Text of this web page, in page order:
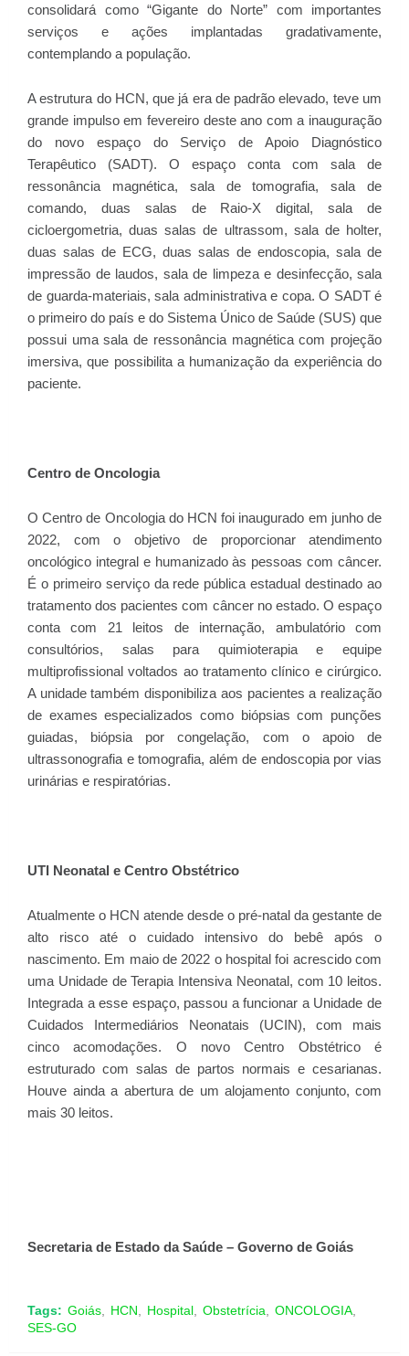
consolidará como “Gigante do Norte” com importantes
serviços e ações implantadas gradativamente,
contemplando a população.
A estrutura do HCN, que já era de padrão elevado, teve um
grande impulso em fevereiro deste ano com a inauguração
do novo espaço do Serviço de Apoio Diagnóstico
Terapêutico (SADT). O espaço conta com sala de
ressonância magnética, sala de tomografia, sala de
comando, duas salas de Raio-X digital, sala de
cicloergometria, duas salas de ultrassom, sala de holter,
duas salas de ECG, duas salas de endoscopia, sala de
impressão de laudos, sala de limpeza e desinfecção, sala
de guarda-materiais, sala administrativa e copa. O SADT é
o primeiro do país e do Sistema Único de Saúde (SUS) que
possui uma sala de ressonância magnética com projeção
imersiva, que possibilita a humanização da experiência do
paciente.
Centro de Oncologia
O Centro de Oncologia do HCN foi inaugurado em junho de
2022, com o objetivo de proporcionar atendimento
oncológico integral e humanizado às pessoas com câncer.
É o primeiro serviço da rede pública estadual destinado ao
tratamento dos pacientes com câncer no estado. O espaço
conta com 21 leitos de internação, ambulatório com
consultórios, salas para quimioterapia e equipe
multiprofissional voltados ao tratamento clínico e cirúrgico.
A unidade também disponibiliza aos pacientes a realização
de exames especializados como biópsias com punções
guiadas, biópsia por congelação, com o apoio de
ultrassonografia e tomografia, além de endoscopia por vias
urinárias e respiratórias.
UTI Neonatal e Centro Obstétrico
Atualmente o HCN atende desde o pré-natal da gestante de
alto risco até o cuidado intensivo do bebê após o
nascimento. Em maio de 2022 o hospital foi acrescido com
uma Unidade de Terapia Intensiva Neonatal, com 10 leitos.
Integrada a esse espaço, passou a funcionar a Unidade de
Cuidados Intermediários Neonatais (UCIN), com mais
cinco acomodações. O novo Centro Obstétrico é
estruturado com salas de partos normais e cesarianas.
Houve ainda a abertura de um alojamento conjunto, com
mais 30 leitos.
Secretaria de Estado da Saúde – Governo de Goiás
Tags: Goiás HCN Hospital Obstetrícia
ONCOLOGIA
SES-GO